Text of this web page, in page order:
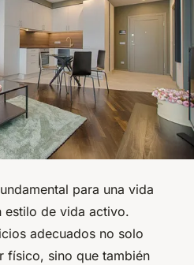
para una vida
estilo de vida activo.
adecuados no solo
físico, sino que también